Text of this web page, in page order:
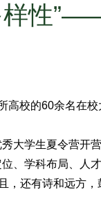
样性
高校的60余名在
大学生夏令营开
、学科布局、人
，还有诗和远方